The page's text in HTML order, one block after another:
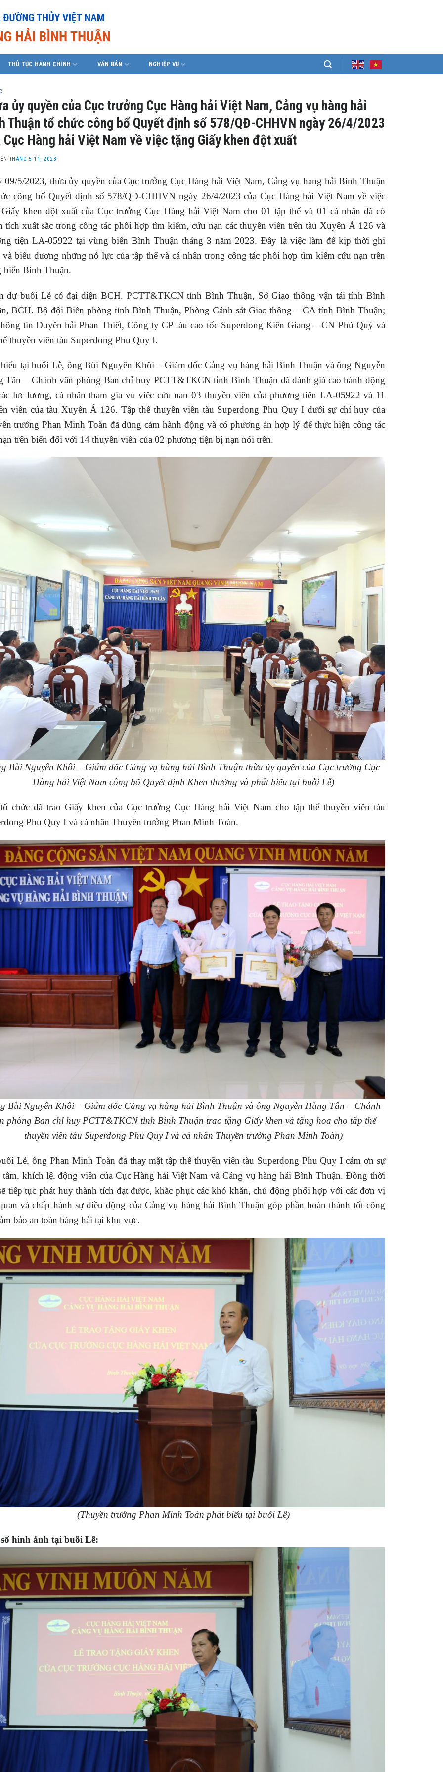
THỦ TỤC HÀNH CHÍNH VĂN BẢN NGHIỆP VỤ
ủy quyền của Cục trưởng Cục Hàng hải Việt Nam, Cảng vụ hàng hải
Thuận tổ chức công bố Quyết định số 578/QĐ-CHHVN ngày 26/4/2023
Cục Hàng hải Việt Nam về việc tặng Giấy khen đột xuất
THÁNG 5 11, 2023
09/5/2023, thừa ủy quyền của Cục trưởng Cục Hàng hải Việt Nam, Cảng vụ hàng hải Bình Thuận
công bố Quyết định số 578/QĐ-CHHVN ngày 26/4/2023 của Cục Hàng hải Việt Nam về việc
khen đột xuất của Cục trưởng Cục Hàng hải Việt Nam cho 01 tập thể và 01 cá nhân đã có
tích xuất sắc trong công tác phối hợp tìm kiếm, cứu nạn các thuyền viên trên tàu Xuyên Á 126 và
tiện LA-05922 tại vùng biển Bình Thuận tháng 3 năm 2023. Đây là việc làm để kịp thời ghi
và biểu dương những nỗ lực của tập thể và cá nhân trong công tác phối hợp tìm kiếm cứu nạn trên
biển Bình Thuận.
dự buổi Lễ có đại diện BCH. PCTT&TKCN tỉnh Bình Thuận, Sở Giao thông vận tải tỉnh Bình
BCH. Bộ đội Biên phòng tỉnh Bình Thuận, Phòng Cảnh sát Giao thông – CA tỉnh Bình Thuận;
tin Duyên hải Phan Thiết, Công ty CP tàu cao tốc Superdong Kiên Giang – CN Phú Quý và
thuyền viên tàu Superdong Phu Quy I.
biểu tại buổi Lễ, ông Bùi Nguyên Khôi – Giám đốc Cảng vụ hàng hải Bình Thuận và ông Nguyễn
Tân – Chánh văn phòng Ban chỉ huy PCTT&TKCN tỉnh Bình Thuận đã đánh giá cao hành động
lực lượng, cá nhân tham gia vụ việc cứu nạn 03 thuyền viên của phương tiện LA-05922 và 11
viên của tàu Xuyên Á 126. Tập thể thuyền viên tàu Superdong Phu Quy I dưới sự chỉ huy của
trưởng Phan Minh Toàn đã dũng cảm hành động và có phương án hợp lý để thực hiện công tác
trên biển đối với 14 thuyền viên của 02 phương tiện bị nạn nói trên.
Bùi Nguyên Khôi – Giám đốc Cảng vụ hàng hải Bình Thuận thừa ủy quyền của Cục trưởng Cục
Hàng hải Việt Nam công bố Quyết định Khen thưởng và phát biểu tại buỗi Lễ)
chức đã trao Giấy khen của Cục trưởng Cục Hàng hải Việt Nam cho tập thể thuyền viên tàu
Phu Quy I và cá nhân Thuyền trưởng Phan Minh Toàn.
Bùi Nguyên Khôi – Giám đốc Cảng vụ hàng hải Bình Thuận và ông Nguyễn Hùng Tân – Chánh
phòng Ban chỉ huy PCTT&TKCN tỉnh Bình Thuận trao tặng Giấy khen và tặng hoa cho tập thể
thuyền viên tàu Superdong Phu Quy I và cá nhân Thuyền trưởng Phan Minh Toàn)
Lễ, ông Phan Minh Toàn đã thay mặt tập thể thuyền viên tàu Superdong Phu Quy I cảm ơn sự
tâm, khích lệ, động viên của Cục Hàng hải Việt Nam và Cảng vụ hàng hải Bình Thuận. Đồng thời
tiếp tục phát huy thành tích đạt được, khắc phục các khó khăn, chủ động phối hợp với các đơn vị
và chấp hành sự điều động của Cảng vụ hàng hải Bình Thuận góp phần hoàn thành tốt công
bảo an toàn hàng hải tại khu vực.
(Thuyền trưởng Phan Minh Toàn phát biểu tại buỗi Lễ)
hình ảnh tại buỗi Lễ: